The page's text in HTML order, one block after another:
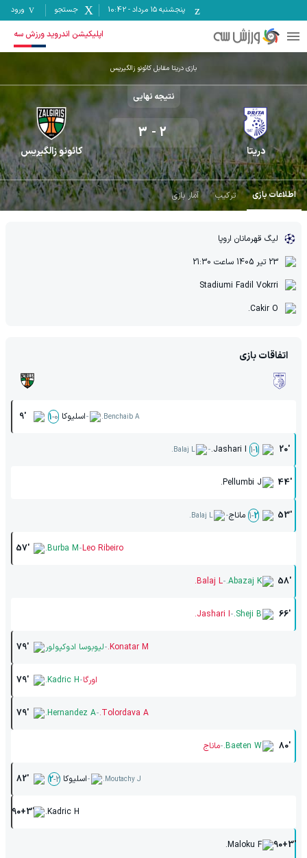
پنجشنبه ۱۵ مرداد -
10:42 جستجو ورود
اپلیکیشن اندروید ورزش سه
بازی دریتا مقابل کائونو زالگیریس
نتیجه نهایی
دریتا
2
-
3
کائونو زالگیریس
اطلاعات بازی ترکیب آمار بازی
لیگ قهرمانان اروپا
23 تیر 1405
ساعت 21:30
Stadiumi Fadil Vokrri
Cakir O.
اتفاقات بازی
9' 0
-
1 اسلیوکا- Benchaib A.
20'
1
-
1
Jashari I.
-
Balaj L.
44'
Pellumbi J.
53'
2
-
1 ماناج-
Balaj L.
57' Burba M.-Leo Ribeiro
58'
Abazaj K.
-
Balaj L.
66'
Sheji B.
-
Jashari I.
79' لیوبوسا ادوکپولور- Konatar M.
79' Kadric H.-اورگا
79' Hernandez A.- Tolordava A.
80'
Baeten W.
-ماناج
82' 2
-
2 اسلیوکا- Moutachy J.
90+3' Kadric H.
90+3'
Maloku F.